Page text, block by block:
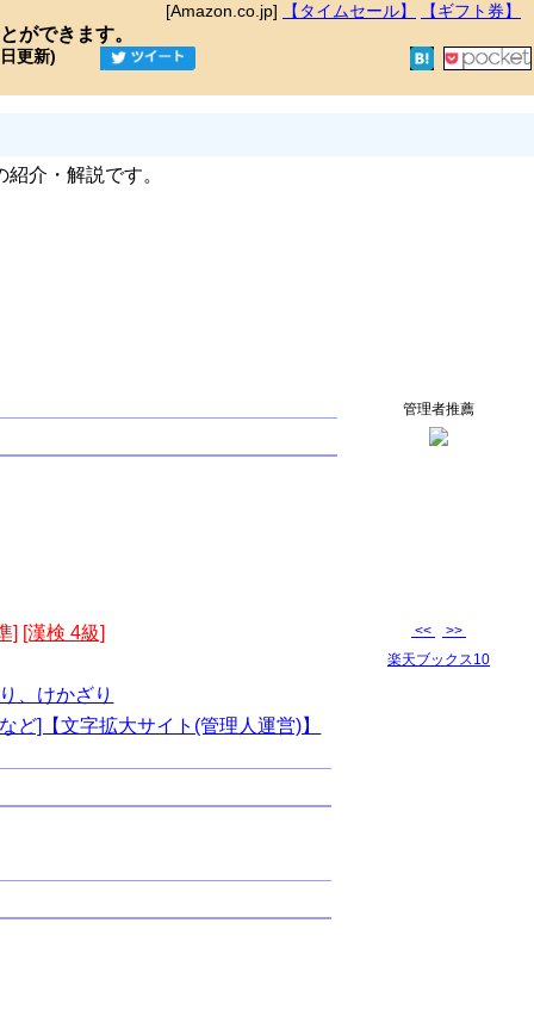
[Amazon.co.jp] 【タイムセール】 【ギフト券】
ができます。
更新)
介・解説です。
] [漢検 4級]
、けかざり
ど]【文字拡大サイト(管理人運営)】
管理者推薦
<<
>>
楽天ブックス10